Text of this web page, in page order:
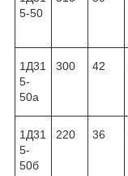
5-50
1Д31
5-
50а
300 42
1Д31
5-
50б
220 36